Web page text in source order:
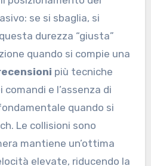
se si sbaglia, si
durezza “giusta”
quando si compie una
più tecniche
e l’assenza di
quando si
Le collisioni sono
mantiene un’ottima
elevate, riducendo la